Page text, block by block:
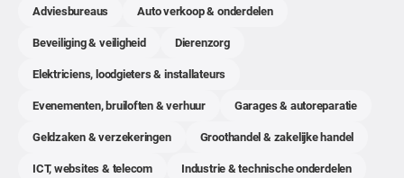
Adviesbureaus
Auto verkoop & onderdelen
Beveiliging & veiligheid
Dierenzorg
Elektriciens, loodgieters & installateurs
Evenementen, bruiloften & verhuur
Garages & autoreparatie
Geldzaken & verzekeringen
Groothandel & zakelijke handel
ICT, websites & telecom
Industrie & technische onderdelen